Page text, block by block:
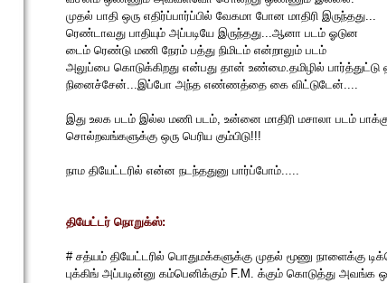
முதல் பாதி ஒரு எதிர்ப்பார்ப்பில் வேகமா போன மாதிரி இருந்தது...
ரெண்டாவது பாதியும் அப்படியே இருந்தது...ஆனா படம் ஓடுன
டைம் ரெண்டு மணி நேரம் பத்து நிமிடம் என்றாலும் படம்
அலுப்பை கொடுக்கிறது என்பது தான் உண்மை.தமிழில் பார்த்துட்டு
நினைச்சேன்...இப்போ அந்த எண்ணத்தை கை விட்டுடேன்....
இது உலக படம் இல்ல மணி படம், உன்னை மாதிரி மசாலா படம்
சொல்றவங்களுக்கு ஒரு பெரிய கும்பிடு!!!
நாம தியேட்டரில் என்ன நடந்ததுனு பார்ப்போம்.....
தியேட்டர் நொறுக்ஸ்:
# சத்யம் தியேட்டரில் பொதுமக்களுக்கு முதல் மூணு
புக்கிங் அப்படின்னு கம்பெனிக்கும் F.M. க்கும் கொடுத்து அவங்க